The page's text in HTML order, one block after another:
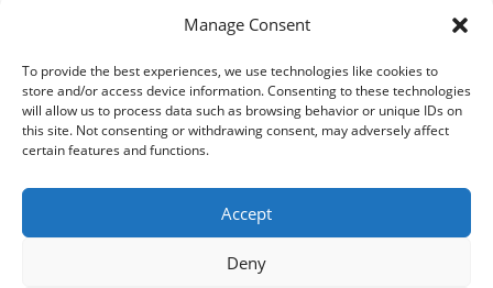
Manage Consent
To provide the best experiences, we use technologies like cookies to
store and/or access device information. Consenting to these technologies
will allow us to process data such as browsing behavior or unique IDs on
this site. Not consenting or withdrawing consent, may adversely affect
certain features and functions.
Accept
Deny
© 2021 Kaméleon Hungary Kft. Minden jog fenntartva. All rights